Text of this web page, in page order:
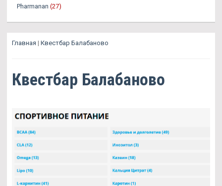
Pharmanan (27)
Главная | Квестбар Балабаново
Квестбар Балабаново